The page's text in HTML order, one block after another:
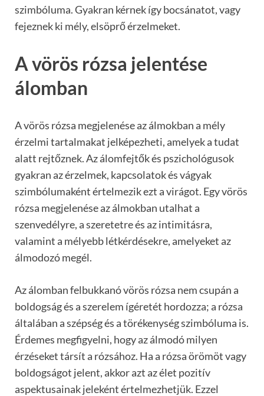
szimbóluma. Gyakran kérnek így bocsánatot, vagy
fejeznek ki mély, elsöprő érzelmeket.
A vörös rózsa jelentése
álomban
A vörös rózsa megjelenése az álmokban a mély
érzelmi tartalmakat jelképezheti, amelyek a tudat
alatt rejtőznek. Az álomfejtők és pszichológusok
gyakran az érzelmek, kapcsolatok és vágyak
szimbólumaként értelmezik ezt a virágot. Egy vörös
rózsa megjelenése az álmokban utalhat a
szenvedélyre, a szeretetre és az intimitásra,
valamint a mélyebb létkérdésekre, amelyeket az
álmodozó megél.
Az álomban felbukkanó vörös rózsa nem csupán a
boldogság és a szerelem ígéretét hordozza; a rózsa
általában a szépség és a törékenység szimbóluma is.
Érdemes megfigyelni, hogy az álmodó milyen
érzéseket társít a rózsához. Ha a rózsa örömöt vagy
boldogságot jelent, akkor azt az élet pozitív
aspektusainak jeleként értelmezhetjük. Ezzel